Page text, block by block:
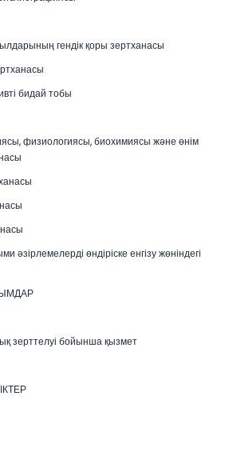
гендік қоры зертханасы
бидай тобы
физиологиясы, биохимиясы және өнім
әзірлемелерді өндіріске енгізу жөніндегі
зерттелуі бойынша қызмет